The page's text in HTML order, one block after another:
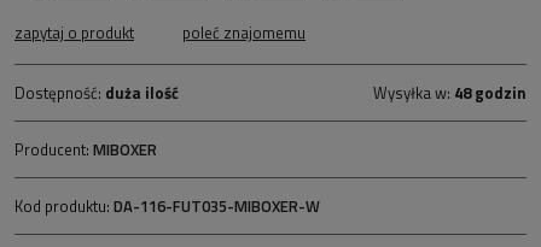
zapytaj o produkt poleć znajomemu
Dostępność: duża ilość Wysyłka w: 48 godzin
Producent: MIBOXER
Kod produktu: DA-116-FUT035-MIBOXER-W